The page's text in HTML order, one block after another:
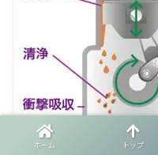
photo by
ホーム トップ